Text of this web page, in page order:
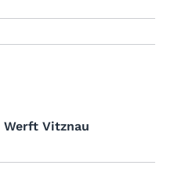
Werft Vitznau